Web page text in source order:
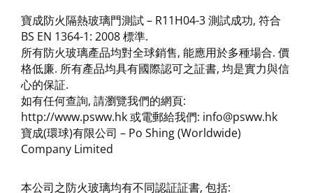
寶成防火隔熱玻璃門測試 – R11H04-3 測試成功, 符合
BS EN 1364-1: 2008 標準.
所有防火玻璃產品均對全球銷售, 能應用於多種場合. 價
格低廉. 所有產品均具有國際認可之証書, 均是實力與信
心的保証.
如有任何查詢, 請瀏覽我們的網頁:
http://www.psww.hk 或電郵給我們: info@psww.hk
寶成(環球)有限公司 – Po Shing (Worldwide)
Company Limited
本公司之防火玻璃均有不同認証証書, 包括: